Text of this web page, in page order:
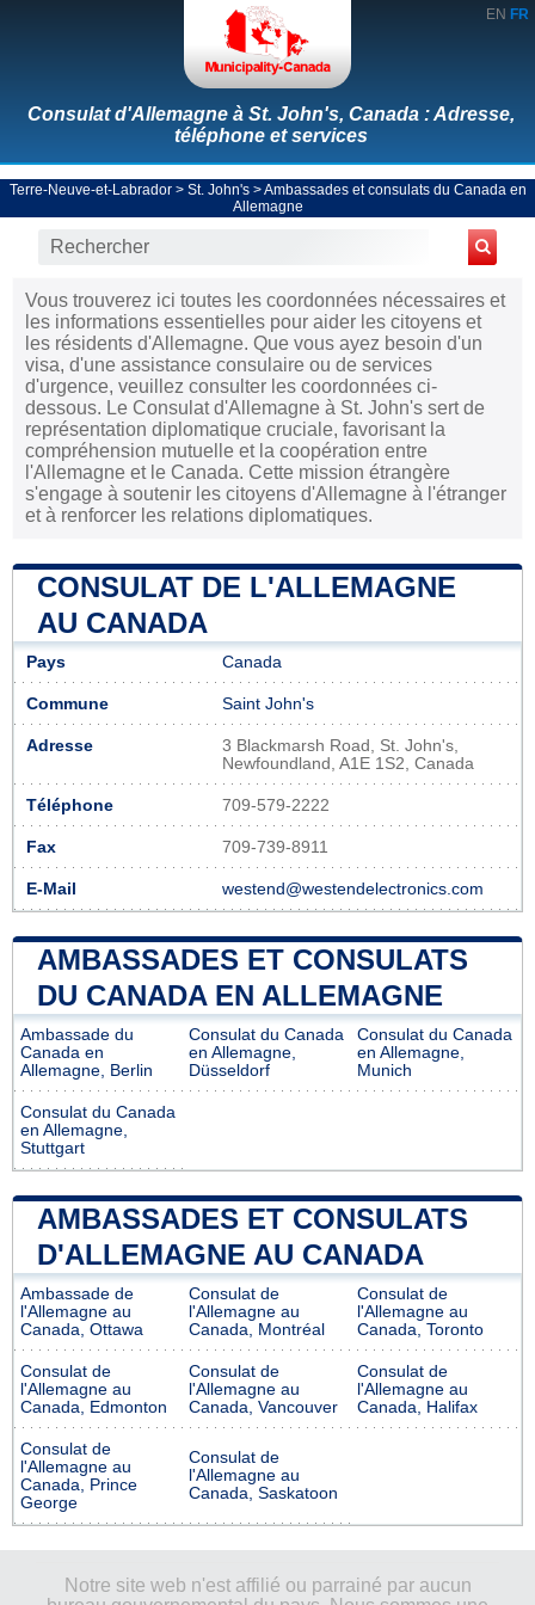
EN FR
Consulat d'Allemagne à St. John's, Canada : Adresse,
téléphone et services
Terre-Neuve-et-Labrador> St. John's>Ambassades et consulats du Canada en
Allemagne
Vous trouverez ici toutes les coordonnées nécessaires et
les informations essentielles pour aider les citoyens et
les résidents d'Allemagne. Que vous ayez besoin d'un
visa, d'une assistance consulaire ou de services
d'urgence, veuillez consulter les coordonnées ci-
dessous. Le Consulat d'Allemagne à St. John's sert de
représentation diplomatique cruciale, favorisant la
compréhension mutuelle et la coopération entre
l'Allemagne et le Canada. Cette mission étrangère
s'engage à soutenir les citoyens d'Allemagne à l'étranger
et à renforcer les relations diplomatiques.
CONSULAT DE L'ALLEMAGNE
AU CANADA
Pays Canada
Commune Saint John's
Adresse
3 Blackmarsh Road, St. John's,
Newfoundland, A1E 1S2, Canada
Téléphone 709-579-2222
Fax 709-739-8911
E-Mail westend@westendelectronics.com
AMBASSADES ET CONSULATS
DU CANADA EN ALLEMAGNE
Ambassade du
Canada en
Allemagne, Berlin
Consulat du Canada
en Allemagne,
Düsseldorf
Consulat du Canada
en Allemagne,
Munich
Consulat du Canada
en Allemagne,
Stuttgart
AMBASSADES ET CONSULATS
D'ALLEMAGNE AU CANADA
Ambassade de
l'Allemagne au
Canada, Ottawa
Consulat de
l'Allemagne au
Canada, Montréal
Consulat de
l'Allemagne au
Canada, Toronto
Consulat de
l'Allemagne au
Canada, Edmonton
Consulat de
l'Allemagne au
Canada, Vancouver
Consulat de
l'Allemagne au
Canada, Halifax
Consulat de
l'Allemagne au
Canada, Prince
George
Consulat de
l'Allemagne au
Canada, Saskatoon
Notre site web n'est affilié ou parrainé par aucun